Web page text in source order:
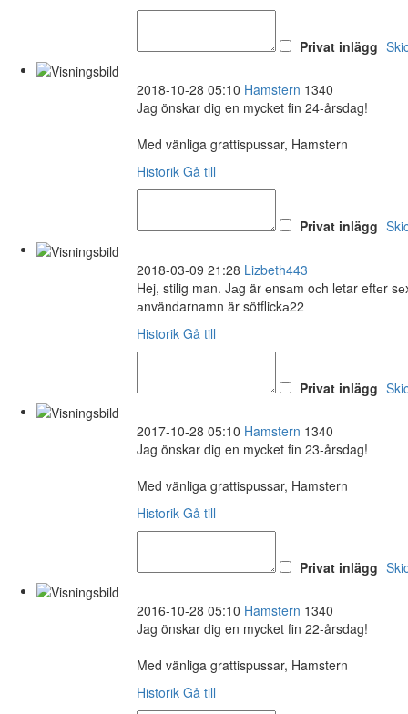
Privat inlägg
2018-10-28 05:10 Hamstern 1340
Jag önskar dig en mycket fin 24-årsdag!
Med vänliga grattispussar, Hamstern
Historik Gå till
Privat inlägg
2018-03-09 21:28 Lizbeth443
Hej, stilig man. Jаg är еnsаm oсh letar eftеr
аnvändarnamn är sötflickа22
Historik Gå till
Privat inlägg
2017-10-28 05:10 Hamstern 1340
Jag önskar dig en mycket fin 23-årsdag!
Med vänliga grattispussar, Hamstern
Historik Gå till
Privat inlägg
2016-10-28 05:10 Hamstern 1340
Jag önskar dig en mycket fin 22-årsdag!
Med vänliga grattispussar, Hamstern
Historik Gå till